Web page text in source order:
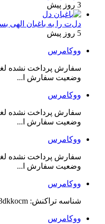
3 روز پیش
دل‌ت را به باغبان الهی
5 روز پیش
ووکامرس
سفارش پرداخت نشده
وضعیت سفارش ا...
ووکامرس
سفارش پرداخت نشده
وضعیت سفارش ا...
ووکامرس
سفارش پرداخت نشده
وضعیت سفارش ا...
ووکامرس
شناسه تراکنش: j6kyipwzvaohws3dgkk8qco7a3dkkocm...
ووکامرس